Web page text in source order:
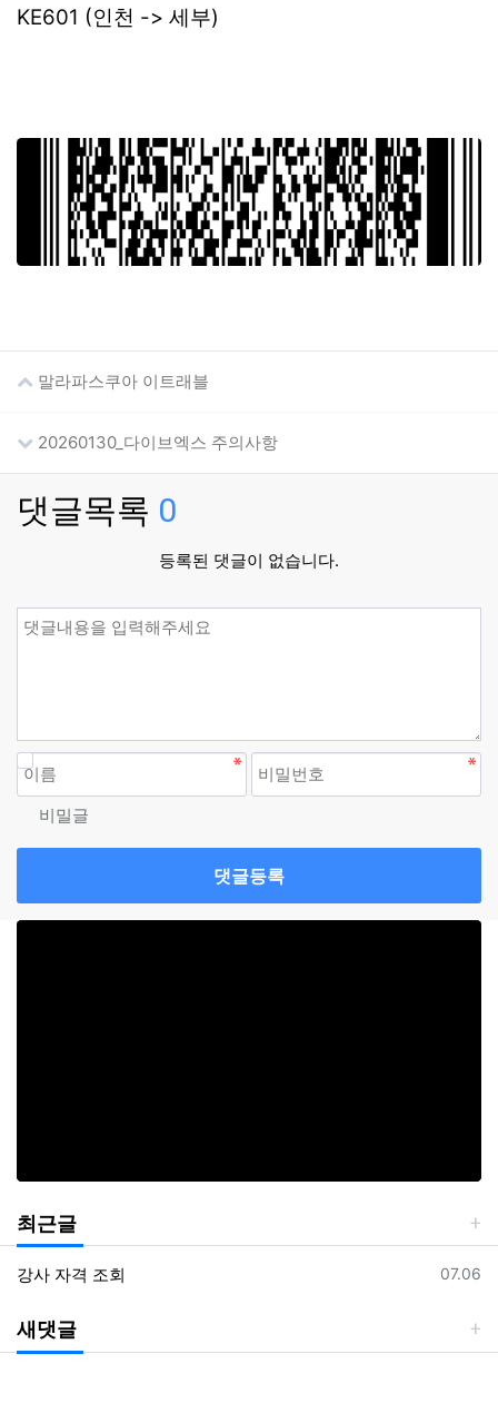
KE601 (인천 -> 세부)
말라파스쿠아 이트래블
20260130_다이브엑스 주의사항
댓글목록 0
등록된 댓글이 없습니다.
비밀글
댓글등록
최근글
등록일
07.06
강사 자격 조회
새댓글